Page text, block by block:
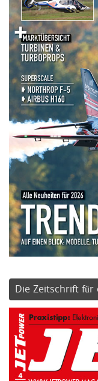
Die Zeitschrift für